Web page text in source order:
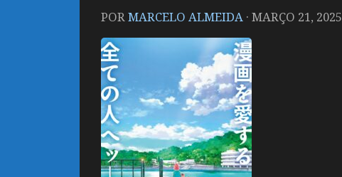
PORMARCELO ALMEIDA · MARÇO 21, 2025